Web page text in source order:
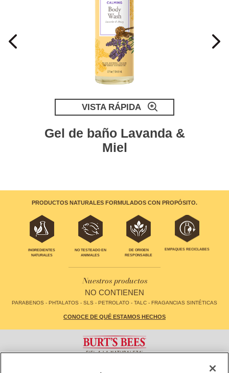
VISTA RÁPIDA
Gel de baño Lavanda &
Miel
PRODUCTOS NATURALES FORMULADOS CON PROPÓSITO.
INGREDIENTES
NATURALES
NO TESTEADO EN
ANIMALES
DE ORIGEN
RESPONSABLE
EMPAQUES RECICLABES
Nuestros productos
NO CONTIENEN
PARABENOS - PHTALATOS - SLS - PETROLATO - TALC - FRAGANCIAS SINTÉTICAS
CONOCE DE QUÉ ESTAMOS HECHOS